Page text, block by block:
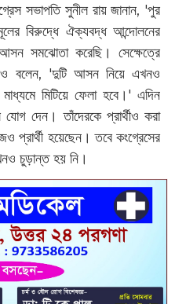
সভাপতি সুনীল রায় জানান, 'পুর
বিরুদ্ধে ঐক্যবদ্ধ আন্দোলনের
আসন সমঝোতা করেছি। সেক্ষেত্রে
বলেন, 'দুটি আসন নিয়ে এখনও
মিটিয়ে ফেলা হবে।' এদিন
দেন। তাঁদেরকে প্রার্থীও করা
প্রার্থী হয়েছেন। তবে কংগ্রেসের
চুড়ান্ত হয় নি।